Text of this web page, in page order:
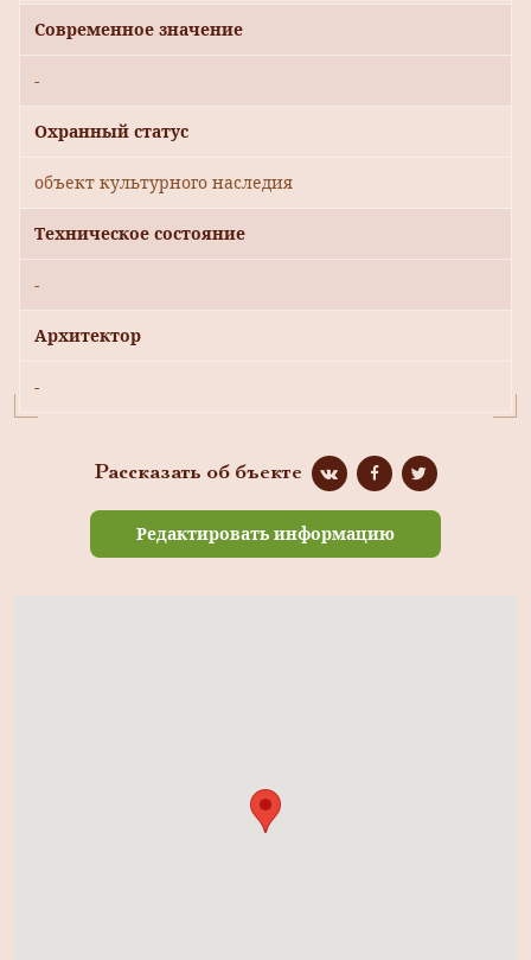
Современное значение
-
Охранный статус
объект культурного наследия
Техническое состояние
-
Архитектор
-
Рассказать об бъекте
Редактировать информацию